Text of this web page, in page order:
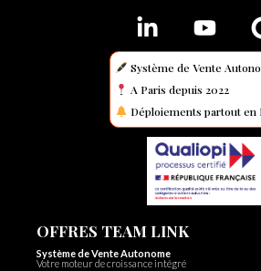
Système de Vente
A Paris depuis 2022
Déploiements partout en
OFFRES TEAM LINK
Système de Vente Autonome
Votre moteur de croissance intégré